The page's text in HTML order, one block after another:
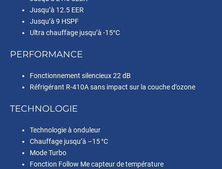
Jusqu’à 12.5 EER
Jusqu’à 9 HSPF
Ultra chauffage jusqu’à -15°C
PERFORMANCE
Fonctionnement silencieux 22 dB
Réfrigérant R-410A sans impact sur la couche d’ozone
TECHNOLOGIE
Technologie à onduleur
Chauffage jusqu’à –15 °C
Mode Turbo
Fonction Follow Me capteur de température